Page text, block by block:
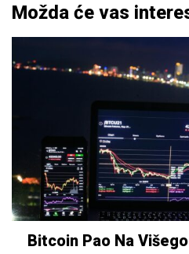
Možda će vas
Bitcoin Pao Na